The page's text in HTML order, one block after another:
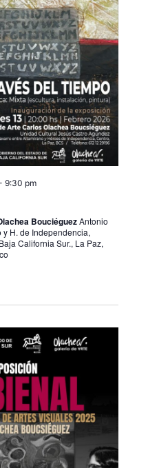
9:30 pm
BouciéguezAntonio
H. de Independencia,
California Sur., La Paz,